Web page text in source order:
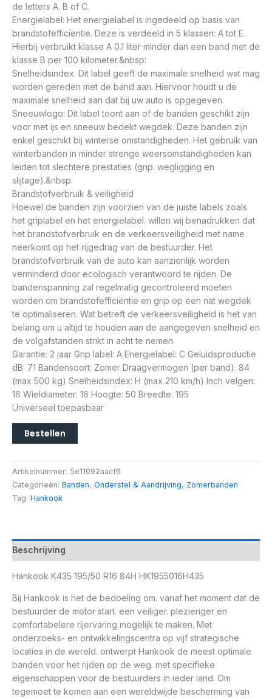
de letters A. B of C.
Energielabel: Het energielabel is ingedeeld op basis van
brandstofefficiëntie. Deze is verdeeld in 5 klassen: A tot E.
Hierbij verbruikt klasse A 0.1 liter minder dan een band met de
klasse B per 100 kilometer.&nbsp:
Snelheidsindex: Dit label geeft de maximale snelheid wat mag
worden gereden met de band aan. Hiervoor houdt u de
maximale snelheid aan dat bij uw auto is opgegeven.
Sneeuwlogo: Dit label toont aan of de banden geschikt zijn
voor met ijs en sneeuw bedekt wegdek. Deze banden zijn
enkel geschikt bij winterse omstandigheden. Het gebruik van
winterbanden in minder strenge weersomstandigheden kan
leiden tot slechtere prestaties (grip. wegligging en
slijtage).&nbsp:
Brandstofverbruik & veiligheid
Hoewel de banden zijn voorzien van de juiste labels zoals
het griplabel en het energielabel. willen wij benadrukken dat
het brandstofverbruik en de verkeersveiligheid met name
neerkomt op het rijgedrag van de bestuurder. Het
brandstofverbruik van de auto kan aanzienlijk worden
verminderd door ecologisch verantwoord te rijden. De
bandenspanning zal regelmatig gecontroleerd moeten
worden om brandstofefficiëntie en grip op een nat wegdek
te optimaliseren. Wat betreft de verkeersveiligheid is het van
belang om u altijd te houden aan de aangegeven snelheid en
de volgafstanden strikt in acht te nemen.
Garantie: 2 jaar Grip label: A Energielabel: C Geluidsproductie
dB: 71 Bandensoort: Zomer Draagvermogen (per band): 84
(max 500 kg) Snelheidsindex: H (max 210 km/h) Inch velgen:
16 Wieldiameter: 16 Hoogte: 50 Breedte: 195
Universeel toepasbaar
Bestellen
Artikelnummer: 5e11092aacf6
Categorieën: Banden, Onderstel & Aandrijving, Zomerbanden
Tag: Hankook
Beschrijving
Hankook K435 195/50 R16 84H HK1955016H435
Bij Hankook is het de bedoeling om. vanaf het moment dat de
bestuurder de motor start. een veiliger. plezieriger en
comfortabelere rijervaring mogelijk te maken. Met
onderzoeks- en ontwikkelingscentra op vijf strategische
locaties in de wereld. ontwerpt Hankook de meest optimale
banden voor het rijden op de weg. met specifieke
eigenschappen voor de bestuurders in ieder land. Om
tegemoet te komen aan een wereldwijde bescherming van